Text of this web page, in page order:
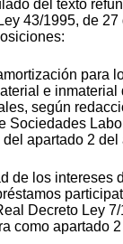
del texto
43/1995, de
para
e inmaterial
según
Sociedades
apartado 2 del
de los intereses
Decreto Ley
como apartado